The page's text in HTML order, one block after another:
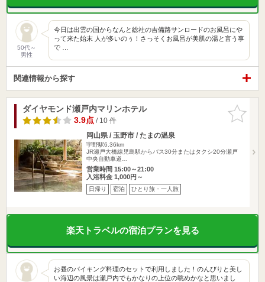
50代～
男性
今日は出雲の国からなんと総社の吉備路サンロードのお風呂にや
って来た始末 人が多いのぅ！さっそくお風呂が美肌の湯と言う事
で …
関連情報から探す
お気に入
りに追加
ダイヤモンド瀬戸内マリンホテル
3.9点/ 10 件
岡山県 / 玉野市 / たまの温泉
宇野駅6.36km
JR瀬戸大橋線児島駅からバス30分またはタクシ20分瀬戸
中央自動車道…
営業時間 15:00～21:00
入浴料金 1,000円～
日帰り 宿泊 ひとり旅・一人旅
楽天トラベルの宿泊プランを見る
お昼のバイキング料理のセットで利用しました！のんびりと美し
い海辺の風景は瀬戸内でもかなりの上位の眺めかなと思いまし